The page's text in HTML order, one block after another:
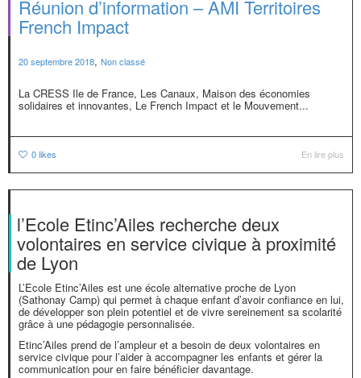
Réunion d’information – AMI Territoires
French Impact
20 septembre 2018, Non classé
La CRESS Ile de France, Les Canaux, Maison des économies
solidaires et innovantes, Le French Impact et le Mouvement...
0likes En lire plus
l’Ecole Etinc’Ailes recherche deux
volontaires en service civique à proximité
de Lyon
L’Ecole Etinc’Ailes est une école alternative proche de Lyon
(Sathonay Camp) qui permet à chaque enfant d’avoir confiance en lui,
de développer son plein potentiel et de vivre sereinement sa scolarité
grâce à une pédagogie personnalisée.
Etinc’Ailes prend de l’ampleur et a besoin de deux volontaires en
service civique pour l’aider à accompagner les enfants et gérer la
communication pour en faire bénéficier davantage.